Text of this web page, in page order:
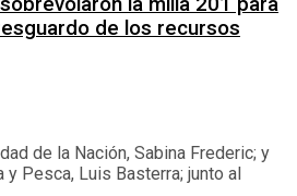
de los recursos
de la Nación, Sabina Frederic; y
y Pesca, Luis Basterra; junto al